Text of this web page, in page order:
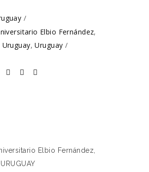
Elbio Fernández,
Uruguay,Uruguay
Elbio Fernández
URUGUAY